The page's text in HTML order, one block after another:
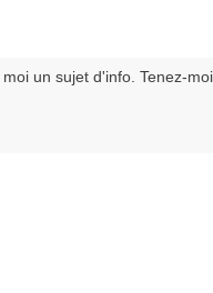
un sujet d'info. Tenez-